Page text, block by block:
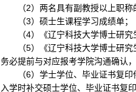
（2）两名具有副教授以上职称
（3）硕士生课程学习成绩单；
（4）《辽宁科技大学博士研
（5）《辽宁科技大学博士研
务必提前与对应报考学院沟通确认
（6）学士学位、毕业证书复印
入学时补交硕士学位、毕业证书复印